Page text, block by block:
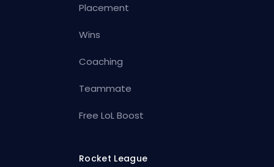
Placement
Wins
Coaching
Teammate
Free LoL Boost
Rocket League